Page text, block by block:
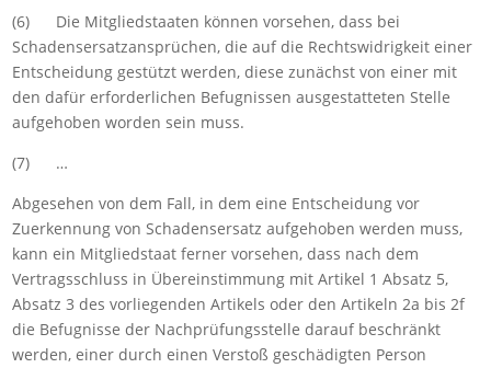
(6) Die Mitgliedstaaten können vorsehen, dass bei
Schadensersatzansprüchen, die auf die Rechtswidrigkeit einer
Entscheidung gestützt werden, diese zunächst von einer mit
den dafür erforderlichen Befugnissen ausgestatteten Stelle
aufgehoben worden sein muss.
(7) …
Abgesehen von dem Fall, in dem eine Entscheidung vor
Zuerkennung von Schadensersatz aufgehoben werden muss,
kann ein Mitgliedstaat ferner vorsehen, dass nach dem
Vertragsschluss in Übereinstimmung mit Artikel 1 Absatz 5,
Absatz 3 des vorliegenden Artikels oder den Artikeln 2a bis 2f
die Befugnisse der Nachprüfungsstelle darauf beschränkt
werden, einer durch einen Verstoß geschädigten Person